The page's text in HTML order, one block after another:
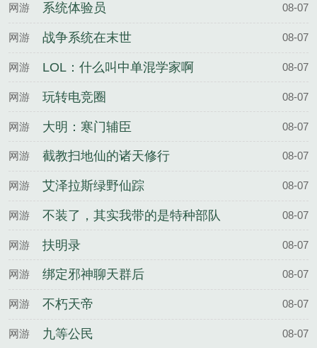
网游 系统体验员 08-07
网游 战争系统在末世 08-07
网游 LOL：什么叫中单混学家啊 08-07
网游 玩转电竞圈 08-07
网游 大明：寒门辅臣 08-07
网游 截教扫地仙的诸天修行 08-07
网游 艾泽拉斯绿野仙踪 08-07
网游 不装了，其实我带的是特种部队 08-07
网游 扶明录 08-07
网游 绑定邪神聊天群后 08-07
网游 不朽天帝 08-07
网游 九等公民 08-07